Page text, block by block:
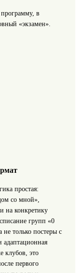
в
«экзамен».
простая:
со мной»,
на конкретику
групп «0
не только постеры с
клубов, это
первого